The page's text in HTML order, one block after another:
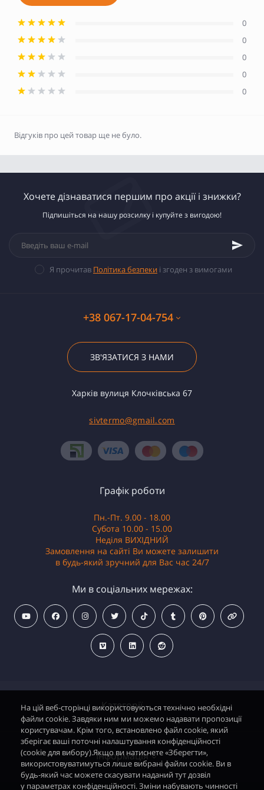
0
0
0
0
0
Відгуків про цей товар ще не було.
Хочете дізнаватися першим про акції і знижки?
Підпишіться на нашу розсилку і купуйте з вигодою!
Я прочитав Політика безпеки і згоден з вимогами
+38 067-17-04-754
ЗВ'ЯЗАТИСЯ З НАМИ
Харків вулиця Клочківська 67
sivtermo@gmail.com
Категорії
Водонагрівачі електричні
Димохідні газові колонки
Інформація
Графік роботи
Пн.-Пт. 9.00 - 18.00
Субота 10.00 - 15.00
Неділя ВИХІДНИЙ
Замовлення на сайті Ви можете залишити
в будь-який зручний для Вас час 24/7
Ми в соціальних мережах:
На цій веб-сторінці використовуються технічно необхідні
файли cookie. Завдяки ним ми можемо надавати пропозиції
користувачам. Крім того, встановлено файл cookie, який
зберігає ваші поточні налаштування конфіденційності
(cookie для вибору).Якщо ви натиснете «Зберегти»,
використовуватимуться лише вибрані файли cookie. Ви в
будь-який час можете скасувати наданий тут дозвіл
у параметрах конфіденційності. Зміни набувають чинності